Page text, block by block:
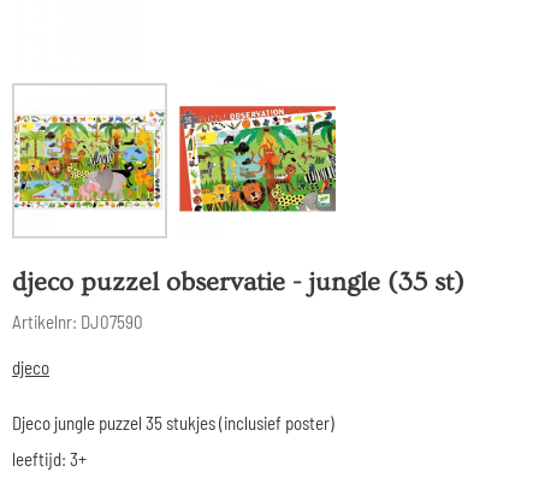
djeco puzzel observatie - jungle (35 st)
Artikelnr: DJ07590
djeco
Djeco jungle puzzel 35 stukjes (inclusief poster)
leeftijd: 3+